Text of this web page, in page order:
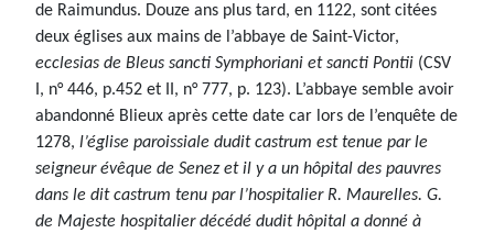
de Raimundus. Douze ans plus tard, en 1122, sont citées
deux églises aux mains de l’abbaye de Saint-Victor,
ecclesias de Bleus sancti Symphoriani et sancti Pontii (CSV
I, n° 446, p.452 et II, n° 777, p. 123). L’abbaye semble avoir
abandonné Blieux après cette date car lors de l’enquête de
1278, l’église paroissiale dudit castrum est tenue par le
seigneur évêque de Senez et il y a un hôpital des pauvres
dans le dit castrum tenu par l’hospitalier R. Maurelles. G.
de Majeste hospitalier décédé dudit hôpital a donné à